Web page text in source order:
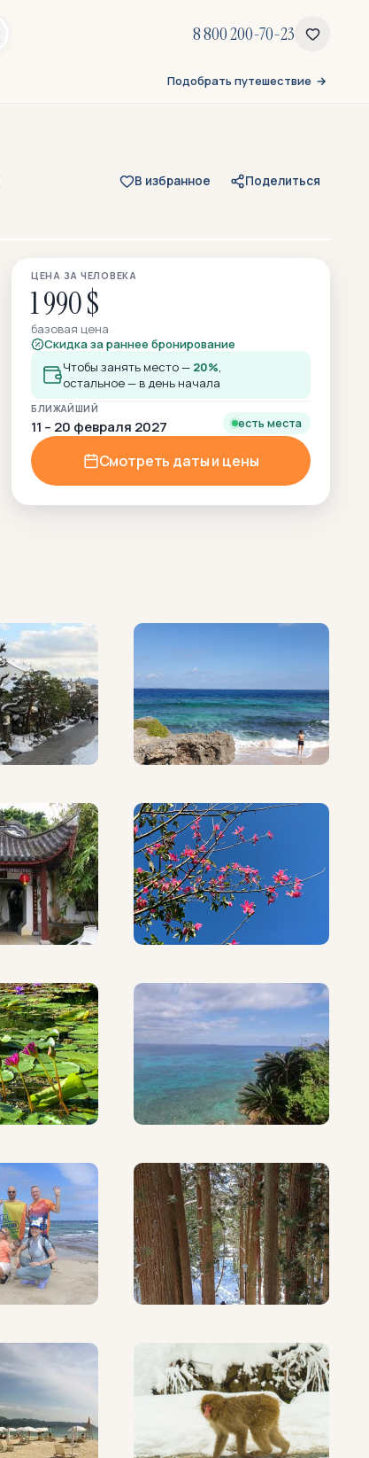
8 800 200-70-23
Подобрать путешествие
В избранное
Поделиться
ЦЕНА ЗА ЧЕЛОВЕКА
1 990 $
базовая цена
Скидка за раннее бронирование
Чтобы занять место — 20%,
остальное — в день начала
БЛИЖАЙШИЙ
11 – 20 февраля 2027 есть места
Смотреть даты и цены